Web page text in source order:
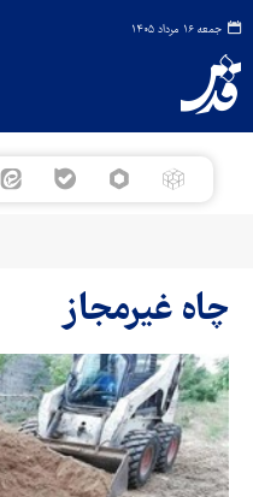
جمعه ۱۶ مرداد ۱۴۰۵
چاه غیرمجاز